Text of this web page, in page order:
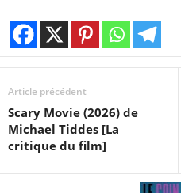
Article précédent
Scary Movie (2026) de
Michael Tiddes [La
critique du film]